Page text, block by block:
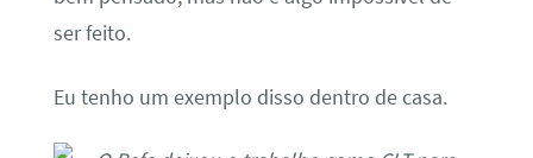
ser feito.
Eu tenho um exemplo disso dentro de casa.